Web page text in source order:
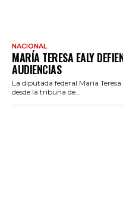
NACIONAL
MARÍA TERESA EALY
AUDIENCIAS
La diputada federal María
desde la tribuna de...